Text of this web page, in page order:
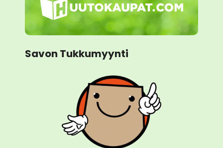
Savon Tukkumyynti